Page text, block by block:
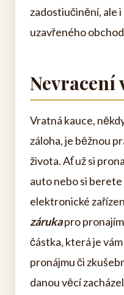
zadostiučinění, ale
uzavřeného
Nevracení
Vratná kauce,
záloha, je běžnou
života. Ať už si
auto nebo si
elektronické
zárukapro
částka, která je vám
pronájmu či
danou věcí